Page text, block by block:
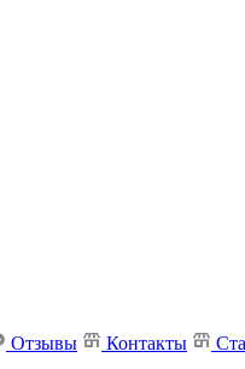
Отзывы Контакты